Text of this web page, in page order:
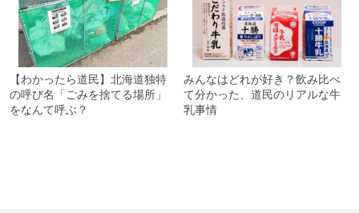
【わかったら道民】北海道独特
の呼び名「ごみを捨てる場所」
をなんて呼ぶ？
みんなはどれが好き？飲み比べ
て分かった、道民のリアルな牛
乳事情